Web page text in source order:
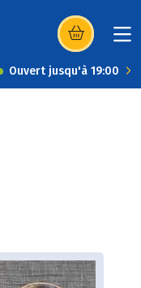
(s’ouvre dans
Ouvert jusqu'à 19:00